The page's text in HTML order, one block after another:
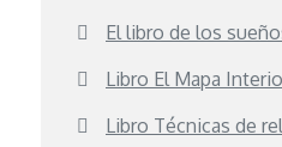
El libro de los
Libro El Mapa
Libro Técnicas de